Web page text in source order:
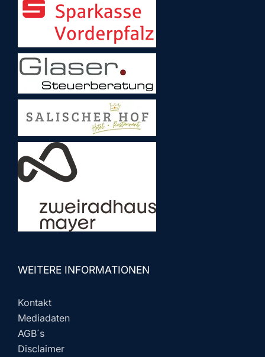
WEITERE INFORMATIONEN
Kontakt
Mediadaten
AGB´s
Disclaimer